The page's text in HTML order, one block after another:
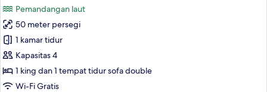
&
Sea
View
foto
untuk
Corner
Suite
Jetted
Tub
Pemandangan laut
50 meter persegi
1 kamar tidur
Kapasitas 4
1 king dan 1 tempat tidur sofa double
Wi-Fi Gratis